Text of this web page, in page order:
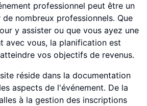
professionnel peut être un
nombreux professionnels. Que
y assister ou que vous ayez une
avec vous, la planification est
vos objectifs de revenus.
réside dans la documentation
aspects de l'événement. De la
à la gestion des inscriptions